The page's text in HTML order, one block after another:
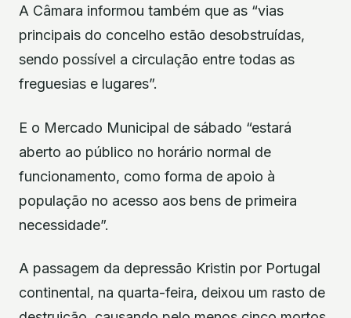
A Câmara informou também que as “vias
principais do concelho estão desobstruídas,
sendo possível a circulação entre todas as
freguesias e lugares”.
E o Mercado Municipal de sábado “estará
aberto ao público no horário normal de
funcionamento, como forma de apoio à
população no acesso aos bens de primeira
necessidade”.
A passagem da depressão Kristin por Portugal
continental, na quarta-feira, deixou um rasto de